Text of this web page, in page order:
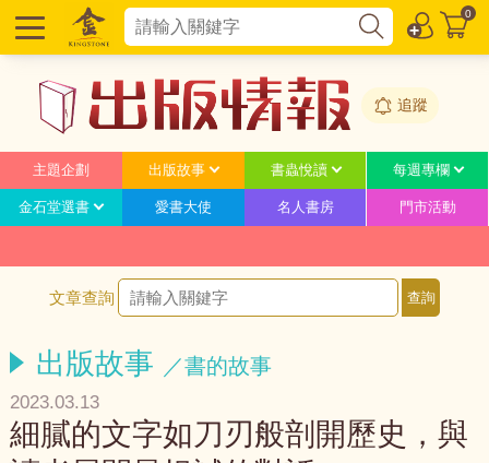
0
追蹤
主題企劃 出版故事 書蟲悅讀 每週專欄
金石堂選書 愛書大使 名人書房 門市活動
文章查詢
出版故事 ／書的故事
2023.03.13
細膩的文字如刀刃般剖開歷史，與